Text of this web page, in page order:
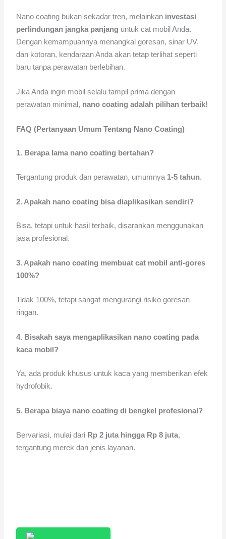
Nano coating bukan sekadar tren, melainkan investasi
perlindungan jangka panjang untuk cat mobil Anda.
Dengan kemampuannya menangkal goresan, sinar UV,
dan kotoran, kendaraan Anda akan tetap terlihat seperti
baru tanpa perawatan berlebihan.
Jika Anda ingin mobil selalu tampil prima dengan
perawatan minimal, nano coating adalah pilihan terbaik!
FAQ (Pertanyaan Umum Tentang Nano Coating)
1. Berapa lama nano coating bertahan?
Tergantung produk dan perawatan, umumnya 1-5 tahun.
2. Apakah nano coating bisa diaplikasikan sendiri?
Bisa, tetapi untuk hasil terbaik, disarankan menggunakan
jasa profesional.
3. Apakah nano coating membuat cat mobil anti-gores
100%?
Tidak 100%, tetapi sangat mengurangi risiko goresan
ringan.
4. Bisakah saya mengaplikasikan nano coating pada
kaca mobil?
Ya, ada produk khusus untuk kaca yang memberikan efek
hydrofobik.
5. Berapa biaya nano coating di bengkel profesional?
Bervariasi, mulai dari Rp 2 juta hingga Rp 8 juta,
tergantung merek dan jenis layanan.